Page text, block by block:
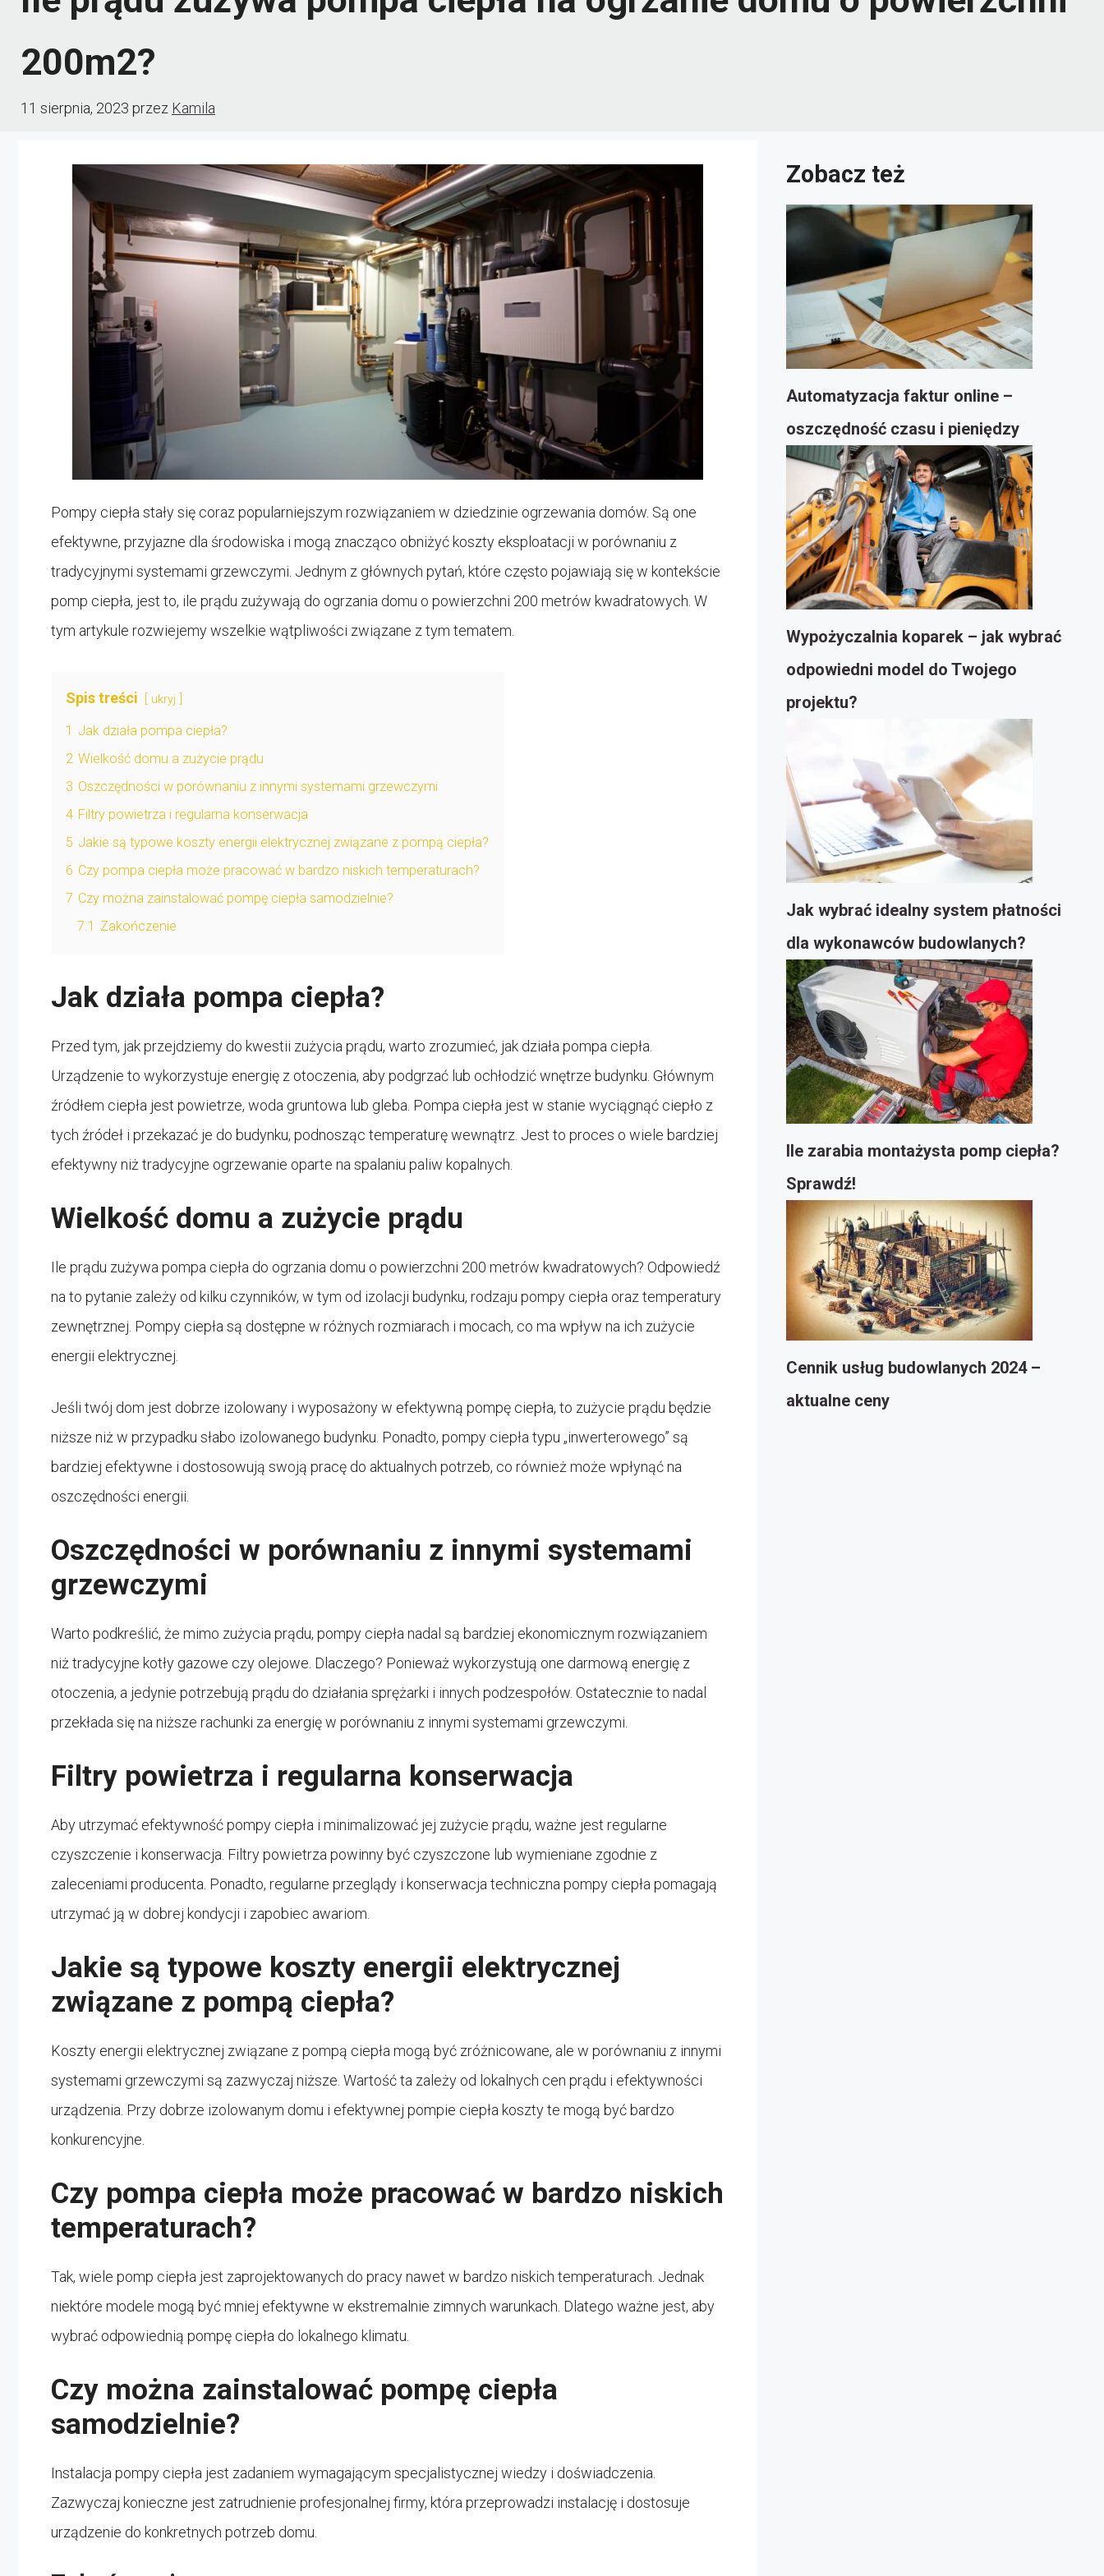
200m2?
11 sierpnia, 2023 przez Kamila
Pompy ciepła stały się coraz popularniejszym rozwiązaniem w dziedzinie ogrzewania domów. Są one
efektywne, przyjazne dla środowiska i mogą znacząco obniżyć koszty eksploatacji w porównaniu z
tradycyjnymi systemami grzewczymi. Jednym z głównych pytań, które często pojawiają się w kontekście
pomp ciepła, jest to, ile prądu zużywają do ogrzania domu o powierzchni 200 metrów kwadratowych. W
tym artykule rozwiejemy wszelkie wątpliwości związane z tym tematem.
Spis treści ukryj
1 Jak działa pompa ciepła?
2 Wielkość domu a zużycie prądu
3 Oszczędności w porównaniu z innymi systemami grzewczymi
4 Filtry powietrza i regularna konserwacja
5 Jakie są typowe koszty energii elektrycznej związane z pompą ciepła?
6 Czy pompa ciepła może pracować w bardzo niskich temperaturach?
7 Czy można zainstalować pompę ciepła samodzielnie?
7.1 Zakończenie
Jak działa pompa ciepła?
Przed tym, jak przejdziemy do kwestii zużycia prądu, warto zrozumieć, jak działa pompa ciepła.
Urządzenie to wykorzystuje energię z otoczenia, aby podgrzać lub ochłodzić wnętrze budynku. Głównym
źródłem ciepła jest powietrze, woda gruntowa lub gleba. Pompa ciepła jest w stanie wyciągnąć ciepło z
tych źródeł i przekazać je do budynku, podnosząc temperaturę wewnątrz. Jest to proces o wiele bardziej
efektywny niż tradycyjne ogrzewanie oparte na spalaniu paliw kopalnych.
Wielkość domu a zużycie prądu
Ile prądu zużywa pompa ciepła do ogrzania domu o powierzchni 200 metrów kwadratowych? Odpowiedź
na to pytanie zależy od kilku czynników, w tym od izolacji budynku, rodzaju pompy ciepła oraz temperatury
zewnętrznej. Pompy ciepła są dostępne w różnych rozmiarach i mocach, co ma wpływ na ich zużycie
energii elektrycznej.
Jeśli twój dom jest dobrze izolowany i wyposażony w efektywną pompę ciepła, to zużycie prądu będzie
niższe niż w przypadku słabo izolowanego budynku. Ponadto, pompy ciepła typu „inwerterowego” są
bardziej efektywne i dostosowują swoją pracę do aktualnych potrzeb, co również może wpłynąć na
oszczędności energii.
Oszczędności w porównaniu z innymi systemami
grzewczymi
Warto podkreślić, że mimo zużycia prądu, pompy ciepła nadal są bardziej ekonomicznym rozwiązaniem
niż tradycyjne kotły gazowe czy olejowe. Dlaczego? Ponieważ wykorzystują one darmową energię z
otoczenia, a jedynie potrzebują prądu do działania sprężarki i innych podzespołów. Ostatecznie to nadal
przekłada się na niższe rachunki za energię w porównaniu z innymi systemami grzewczymi.
Filtry powietrza i regularna konserwacja
Aby utrzymać efektywność pompy ciepła i minimalizować jej zużycie prądu, ważne jest regularne
czyszczenie i konserwacja. Filtry powietrza powinny być czyszczone lub wymieniane zgodnie z
zaleceniami producenta. Ponadto, regularne przeglądy i konserwacja techniczna pompy ciepła pomagają
utrzymać ją w dobrej kondycji i zapobiec awariom.
Jakie są typowe koszty energii elektrycznej
związane z pompą ciepła?
Koszty energii elektrycznej związane z pompą ciepła mogą być zróżnicowane, ale w porównaniu z innymi
systemami grzewczymi są zazwyczaj niższe. Wartość ta zależy od lokalnych cen prądu i efektywności
urządzenia. Przy dobrze izolowanym domu i efektywnej pompie ciepła koszty te mogą być bardzo
konkurencyjne.
Czy pompa ciepła może pracować w bardzo niskich
temperaturach?
Tak, wiele pomp ciepła jest zaprojektowanych do pracy nawet w bardzo niskich temperaturach. Jednak
niektóre modele mogą być mniej efektywne w ekstremalnie zimnych warunkach. Dlatego ważne jest, aby
wybrać odpowiednią pompę ciepła do lokalnego klimatu.
Czy można zainstalować pompę ciepła
samodzielnie?
Instalacja pompy ciepła jest zadaniem wymagającym specjalistycznej wiedzy i doświadczenia.
Zazwyczaj konieczne jest zatrudnienie profesjonalnej firmy, która przeprowadzi instalację i dostosuje
urządzenie do konkretnych potrzeb domu.
Zobacz też
Automatyzacja faktur online –
oszczędność czasu i pieniędzy
Wypożyczalnia koparek – jak wybrać
odpowiedni model do Twojego
projektu?
Jak wybrać idealny system płatności
dla wykonawców budowlanych?
Ile zarabia montażysta pomp ciepła?
Sprawdź!
Cennik usług budowlanych 2024 –
aktualne ceny